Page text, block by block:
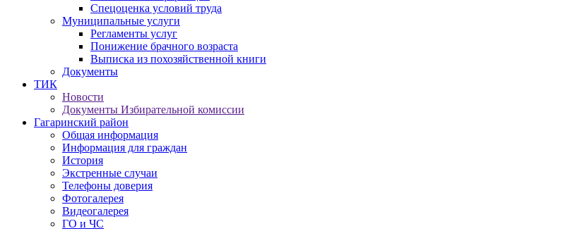
Спецоценка условий труда
Муниципальные услуги
Регламенты услуг
Понижение брачного возраста
Выписка из похозяйственной книги
Документы
ТИК
Новости
Документы Избирательной комиссии
Гагаринский район
Общая информация
Информация для граждан
История
Экстренные случаи
Телефоны доверия
Фотогалерея
Видеогалерея
ГО и ЧС